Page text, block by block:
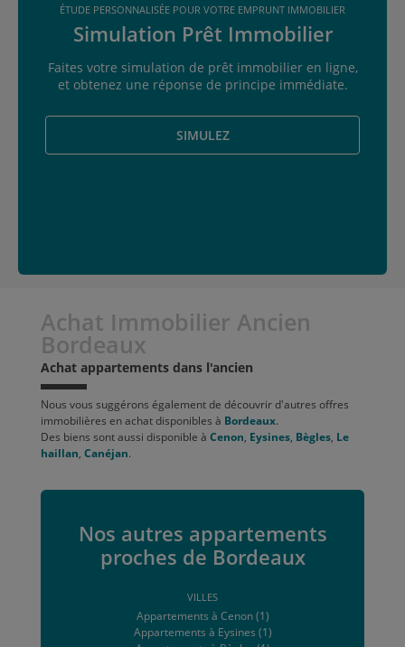
ÉTUDE PERSONNALISÉE POUR VOTRE EMPRUNT IMMOBILIER
Simulation Prêt Immobilier
Faites votre simulation de prêt immobilier en ligne,
et obtenez une réponse de principe immédiate.
SIMULEZ
Achat Immobilier Ancien
Bordeaux
Achat appartements dans l'ancien
Nous vous suggérons également de découvrir d'autres offres
immobilières en achat disponibles à Bordeaux.
Des biens sont aussi disponible à Cenon, Eysines, Bègles, Le
haillan, Canéjan.
Nos autres appartements
proches de Bordeaux
VILLES
Appartements à Cenon (1)
Appartements à Eysines (1)